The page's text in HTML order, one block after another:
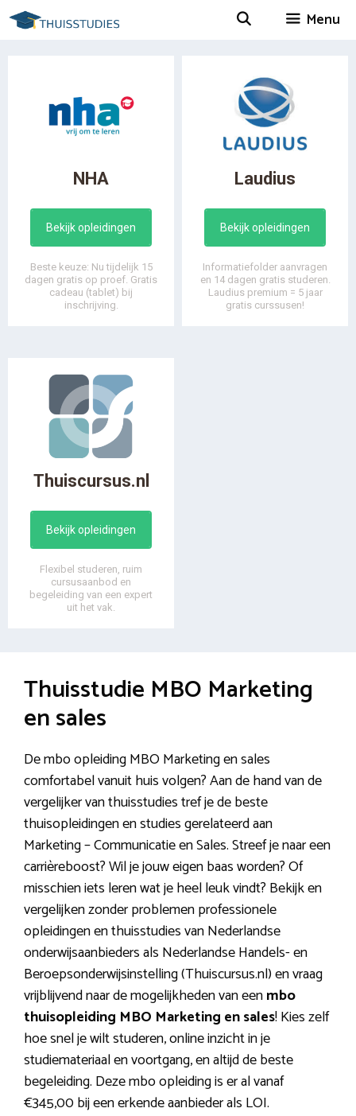
Spring
naar
Menu
NHA
Bekijk opleidingen
Beste keuze: Nu tijdelijk 15
dagen gratis op proef. Gratis
cadeau (tablet) bij
inschrijving.
Laudius
Bekijk opleidingen
Informatiefolder aanvragen
en 14 dagen gratis studeren.
Laudius premium = 5 jaar
gratis curssusen!
Thuiscursus.nl
Bekijk opleidingen
Flexibel studeren, ruim
cursusaanbod en
begeleiding van een expert
uit het vak.
Thuisstudie MBO Marketing
en sales
De mbo opleiding MBO Marketing en sales
comfortabel vanuit huis volgen? Aan de hand van de
vergelijker van thuisstudies tref je de beste
thuisopleidingen en studies gerelateerd aan
Marketing – Communicatie en Sales. Streef je naar een
carrièreboost? Wil je jouw eigen baas worden? Of
misschien iets leren wat je heel leuk vindt? Bekijk en
vergelijken zonder problemen professionele
opleidingen en thuisstudies van Nederlandse
onderwijsaanbieders als Nederlandse Handels- en
Beroepsonderwijsinstelling (Thuiscursus.nl) en vraag
vrijblijvend naar de mogelijkheden van eenmbo
thuisopleiding MBO Marketing en sales! Kies zelf
hoe snel je wilt studeren, online inzicht in je
studiemateriaal en voortgang, en altijd de beste
begeleiding. Deze mbo opleiding is er al vanaf
€345,00 bij een erkende aanbieder als LOI.